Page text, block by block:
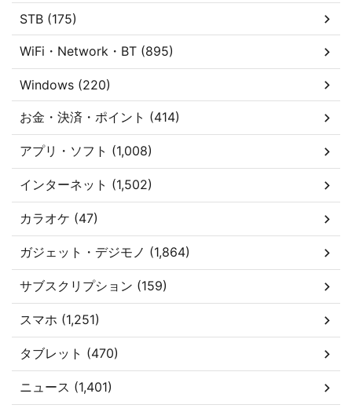
STB (175)
WiFi・Network・BT (895)
Windows (220)
お金・決済・ポイント (414)
アプリ・ソフト (1,008)
インターネット (1,502)
カラオケ (47)
ガジェット・デジモノ (1,864)
サブスクリプション (159)
スマホ (1,251)
タブレット (470)
ニュース (1,401)